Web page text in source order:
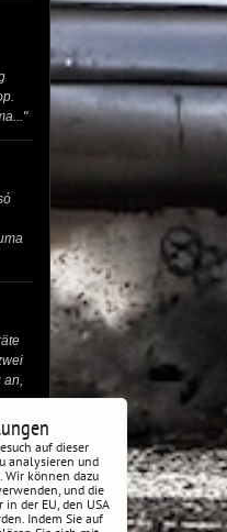
an,
auf dieser
analysieren und
Wir können dazu
und die
der EU, den USA
Indem Sie auf